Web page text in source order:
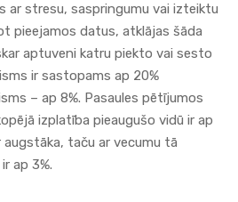
ar stresu, saspringumu vai izteiktu
pieejamos datus, atklājas šāda
aptuveni katru piekto vai sesto
ir sastopams ap 20%
– ap 8%. Pasaules pētījumos
izplatība pieaugušo vidū ir ap
augstāka, taču ar vecumu tā
ap 3%.